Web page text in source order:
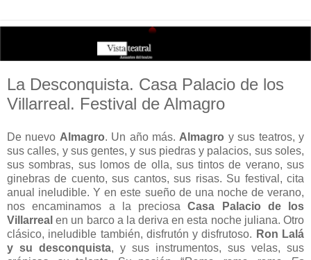
La Desconquista. Casa Palacio de los
Villarreal. Festival de Almagro
De nuevo Almagro. Un año más. Almagro y sus teatros, y
sus calles, y sus gentes, y sus piedras y palacios, sus soles,
sus sombras, sus lomos de olla, sus tintos de verano, sus
ginebras de cuento, sus cantos, sus risas. Su festival, cita
anual ineludible. Y en este sueño de una noche de verano,
nos encaminamos a la preciosaCasa Palacio de los
Villarreal en un barco a la deriva en esta noche juliana. Otro
clásico, ineludible también, disfrutón y disfrutoso. Ron Lalá
y su desconquista, y sus instrumentos, sus velas, sus